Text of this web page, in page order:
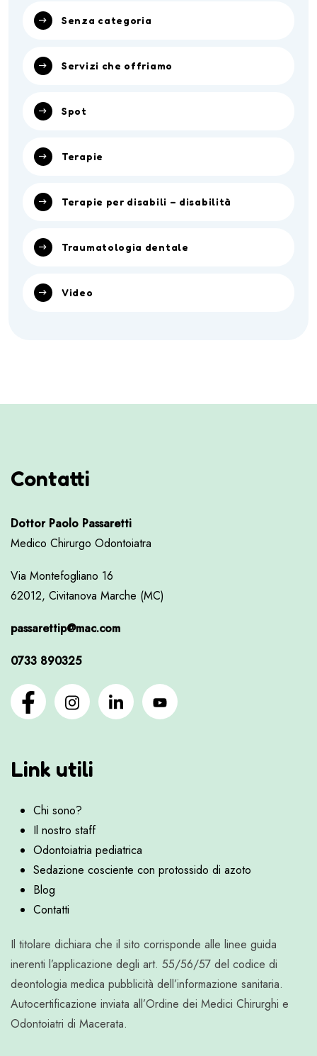
Senza categoria
Servizi che offriamo
Spot
Terapie
Terapie per disabili – disabilità
Traumatologia dentale
Video
Contatti
Dottor Paolo Passaretti
Medico Chirurgo Odontoiatra
Via Montefogliano 16
62012, Civitanova Marche (MC)
passarettip@mac.com
0733 890325
Link utili
Chi sono?
Il nostro staff
Odontoiatria pediatrica
Sedazione cosciente con protossido di azoto
Blog
Contatti
Il titolare dichiara che il sito corrisponde alle linee guida
inerenti l’applicazione degli art. 55/56/57 del codice di
deontologia medica pubblicità dell’informazione sanitaria.
Autocertificazione inviata all’Ordine dei Medici Chirurghi e
Odontoiatri di Macerata.